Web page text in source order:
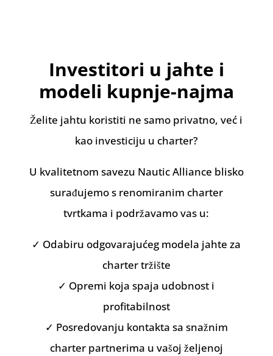
Investitori u jahte i
modeli kupnje-najma
Želite jahtu koristiti ne samo privatno, već i
kao investiciju u charter?
U kvalitetnom savezu Nautic Alliance blisko
surađujemo s renomiranim charter
tvrtkama i podržavamo vas u:
✓ Odabiru odgovarajućeg modela jahte za
charter tržište
✓ Opremi koja spaja udobnost i
profitabilnost
✓ Posredovanju kontakta sa snažnim
charter partnerima u vašoj željenoj